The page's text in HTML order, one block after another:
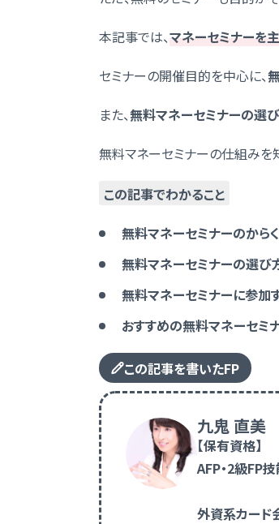
本記事では、マネーセミナーを
セミナーの開催目的を中心に、
また、無料マネーセミナーの選
無料マネーセミナーの仕組みを
この記事でわかること
無料マネーセミナーのから
無料マネーセミナーの選び
無料マネーセミナーに参加
おすすめの無料マネーセミ
この記事を書いたFP
九鬼 直美
【保有資格】
AFP・2級FP
外資系カード